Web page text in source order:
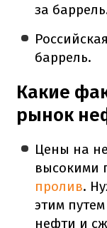
за
Российская
баррель.
Какие
рынок
Цены на
высокими
пролив.
этим
нефти и